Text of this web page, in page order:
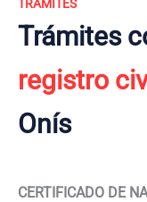
TRAMITES
Trámites
registro
Onís
CERTIFICADO DE